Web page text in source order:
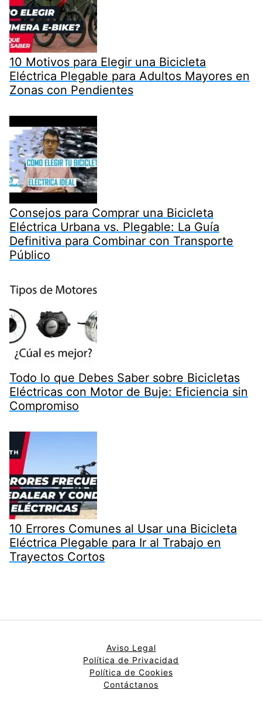
10 Motivos para Elegir una Bicicleta
Eléctrica Plegable para Adultos Mayores en
Zonas con Pendientes
Consejos para Comprar una Bicicleta
Eléctrica Urbana vs. Plegable: La Guía
Definitiva para Combinar con Transporte
Público
Todo lo que Debes Saber sobre Bicicletas
Eléctricas con Motor de Buje: Eficiencia sin
Compromiso
10 Errores Comunes al Usar una Bicicleta
Eléctrica Plegable para Ir al Trabajo en
Trayectos Cortos
Aviso Legal
Política de Privacidad
Política de Cookies
Contáctanos